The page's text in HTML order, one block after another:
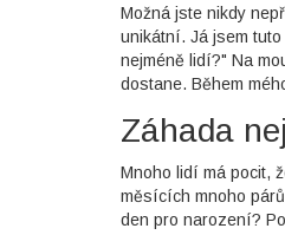
Možná jste nikdy
unikátní. Já jsem
nejméně lidí?" Na
dostane. Během
Záhada
Mnoho lidí má pocit,
měsících mnoho
den pro narození?